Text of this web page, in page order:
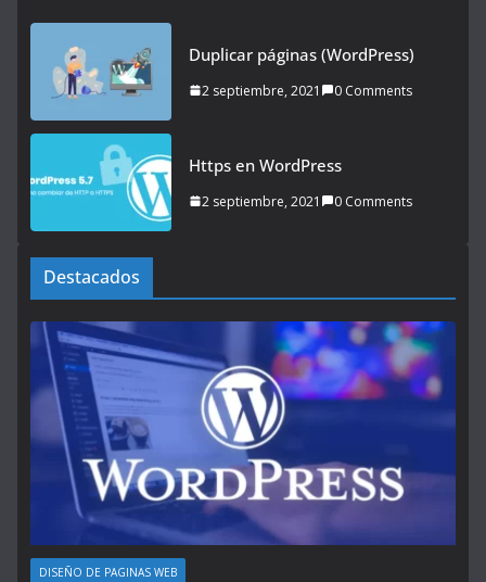
Duplicar páginas (WordPress)
2 septiembre, 2021 0 Comments
Https en WordPress
2 septiembre, 2021 0 Comments
Destacados
DISEÑO DE PAGINAS WEB